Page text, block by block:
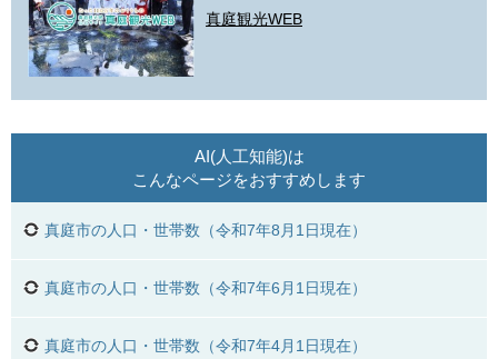
真庭観光WEB
AI(人工知能)は
こんなページをおすすめします
真庭市の人口・世帯数（令和7年8月1日現在）
真庭市の人口・世帯数（令和7年6月1日現在）
真庭市の人口・世帯数（令和7年4月1日現在）